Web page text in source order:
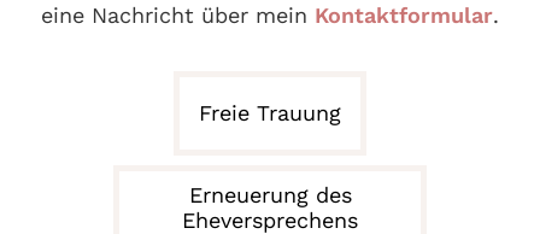
eine Nachricht über mein Kontaktformular.
Freie Trauung
Erneuerung des
Eheversprechens